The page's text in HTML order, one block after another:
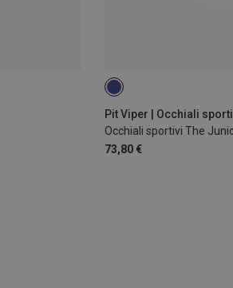
Occhiali sportivi The
73,80 €
ONE SIZE